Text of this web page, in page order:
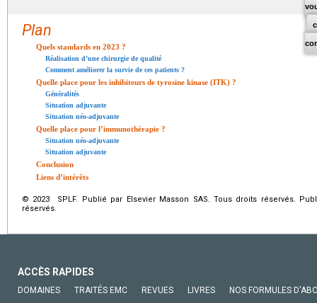
Plan
Quels standards en 2023 ?
Réalisation d’une chirurgie de qualité
Comment améliorer la survie de ces patients ?
Quelle place pour les inhibiteurs de tyrosine kinase (ITK) ?
Généralités
Situation adjuvante
Situation néo-adjuvante
Quelle place pour l’immunothérapie ?
Situation néo-adjuvante
Situation adjuvante
Conclusion
Liens d’intérêts
© 2023 SPLF. Publié par Elsevier Masson SAS. Tous droits réservés.
réservés.
ACCÈS RAPIDES
DOMAINES TRAITÉS EMC REVUES LIVRES NOS FORMULES